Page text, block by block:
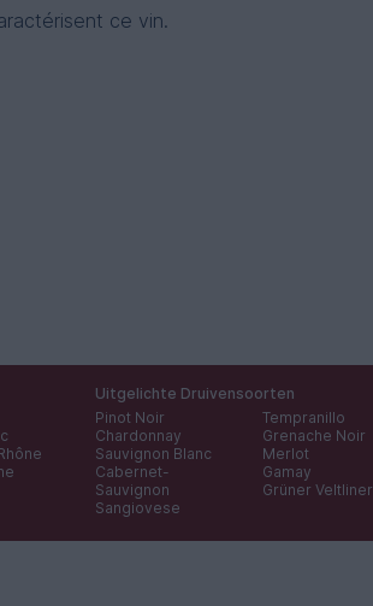
ce vin.
Uitgelichte Druivensoorten
Pinot Noir
Chardonnay
Sauvignon Blanc
Cabernet-
Sauvignon
Sangiovese
Tempranillo
Grenache Noir
Merlot
Gamay
Grüner Veltliner